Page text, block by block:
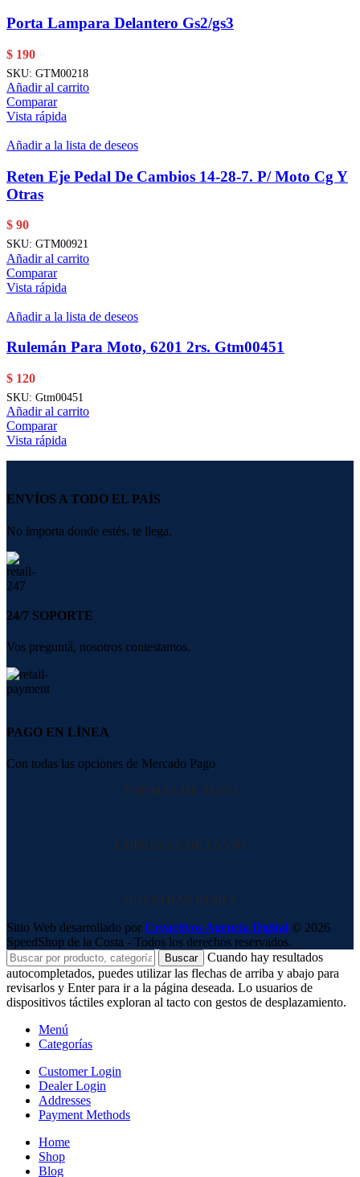
Porta Lampara Delantero Gs2/gs3
$ 190
SKU: GTM00218
Añadir al carrito
Comparar
Vista rápida
Añadir a la lista de deseos
Reten Eje Pedal De Cambios 14-28-7. P/ Moto Cg Y
Otras
$ 90
SKU: GTM00921
Añadir al carrito
Comparar
Vista rápida
Añadir a la lista de deseos
Rulemán Para Moto, 6201 2rs. Gtm00451
$ 120
SKU: Gtm00451
Añadir al carrito
Comparar
Vista rápida
ENVÍOS A TODO EL PAÍS
No importa donde estés, te llega.
24/7 SOPORTE
Vos preguntá, nosotros contestamos.
PAGO EN LÍNEA
Con todas las opciones de Mercado Pago
FORMAS DE PAGO
EMPRESAS DE ENVIO
NUESTRAS REDES
Sitio Web desarrollado por Creactivos Agencia Digital © 2026
SpeedShop de la Costa - Todos los derechos reservados.
Buscar
Cuando hay resultados
autocompletados, puedes utilizar las flechas de arriba y abajo para
revisarlos y Enter para ir a la página deseada. Lo usuarios de
dispositivos táctiles exploran al tacto con gestos de desplazamiento.
Menú
Categorías
Customer Login
Dealer Login
Addresses
Payment Methods
Home
Shop
Blog